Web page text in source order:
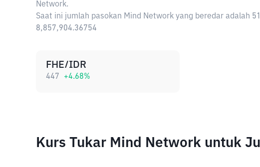
Network.
Saat ini jumlah pasokan Mind Network yang beredar adalah
8,857,904.36754
FHE/IDR
447 +4.68%
Kurs Tukar Mind Network untuk